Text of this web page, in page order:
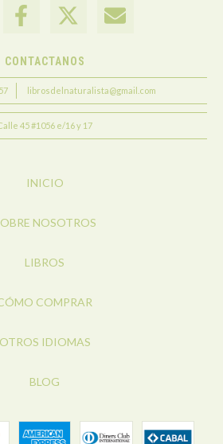
CONTACTANOS
librosdelnaturalista@gmail.com
45 #1056 e/16 y 17
INICIO
NOSOTROS
LIBROS
COMPRAR
OTROS IDIOMAS
BLOG